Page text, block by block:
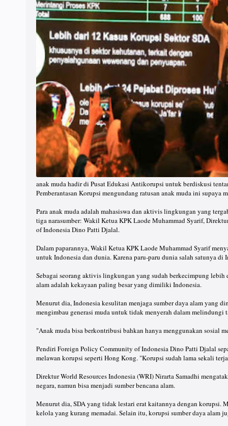
anak muda hadir di Pusat Edukasi Antikorupsi untuk berdiskusi
Pemberantasan Korupsi mengundang ratusan anak muda ini supaya
Para anak muda adalah mahasiswa dan aktivis lingkungan yang
tiga narasumber: Wakil Ketua KPK Laode Muhammad Syarif,
of Indonesia Dino Patti Djalal.
Dalam paparannya, Wakil Ketua KPK Laode Muhammad Syarif
untuk Indonesia dan dunia. Karena paru-paru dunia salah satunya di
Sebagai seorang aktivis lingkungan yang sudah berkecimpung
alam adalah kekayaan paling besar yang dimiliki Indonesia.
Menurut dia, Indonesia kesulitan menjaga sumber daya alam yang
mengimbau generasi muda untuk tidak menyerah dalam
"Anak muda bisa berkontribusi bahkan hanya menggunakan sosial
Pendiri Foreign Policy Community of Indonesia Dino Patti Djalal
melawan korupsi seperti Hong Kong. "Korupsi sudah lama sekali
Direktur World Resources Indonesia (WRI) Nirarta Samadhi
negara, namun bisa menjadi sumber bencana alam.
Menurut dia, SDA yang tidak lestari erat kaitannya dengan korupsi.
kelola yang kurang memadai. Selain itu, korupsi sumber daya alam